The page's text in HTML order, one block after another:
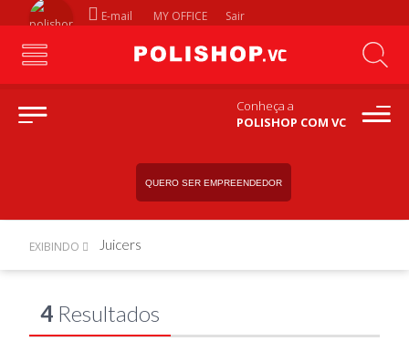
E-mail MY OFFICE Sair
Conheça a
POLISHOP COM VC
QUERO SER EMPREENDEDOR
EXIBINDO Juicers
4 Resultados